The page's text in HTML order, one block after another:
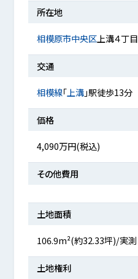
所在地
相模原市中央区上溝４丁目
交通
相模線「上溝」駅徒歩13分
価格
4,090万円(税込)
その他費用
土地面積
106.9m²(約32.33坪)/実測
土地権利